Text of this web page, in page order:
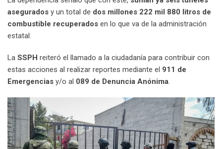
asegurados y un total de dos millones 222 mil 880 litros de
combustible recuperados en lo que va de la administración
estatal.
La SSPH reiteró el llamado a la ciudadanía para contribuir con
estas acciones al realizar reportes mediante el 911 de
Emergencias y/o al 089 de Denuncia Anónima.